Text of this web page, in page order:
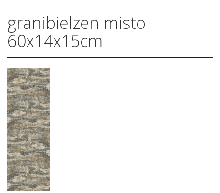
granibielzen misto
60x14x15cm